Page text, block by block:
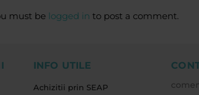
must be logged in to post a comment.
INFO UTILE
Achizitii prin SEAP